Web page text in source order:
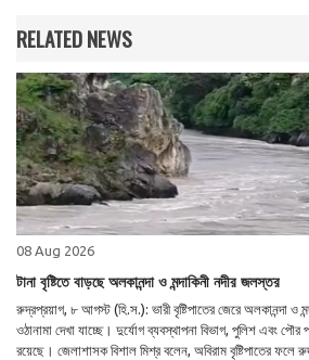
RELATED NEWS
08 Aug 2026
টানা বৃষ্টিতে বাড়ছে অলকানন্দা ও মন্দাকিনী নদীর জলস্তর
রুদ্রপ্রয়াগ, ৮ আগস্ট (হি.স.): ভারী বৃষ্টিপাতের জেরে অলকানন্দা ও
ওঠানামা দেখা যাচ্ছে। দুর্যোগ ব্যবস্থাপনা বিভাগ, পুলিশ এবং পৌর
রয়েছে। জেলাশাসক বিশাল মিশ্র বলেন, অবিরাম বৃষ্টিপাতের ফলে